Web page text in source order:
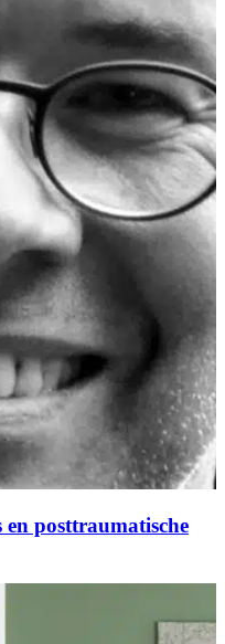
en posttraumatische